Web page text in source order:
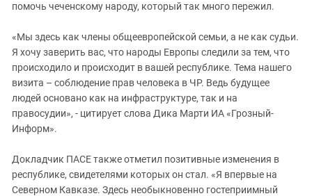
помочь чеченскому народу, который так много пережил.
«Мы здесь как члены общеевропейской семьи, а не как судьи.
Я хочу заверить вас, что народы Европы следили за тем, что
происходило и происходит в вашей республике. Тема нашего
визита – соблюдение прав человека в ЧР. Ведь будущее
людей основано как на инфраструктуре, так и на
правосудии», - цитирует слова Дика Марти ИА «Грозный-
Информ».
Докладчик ПАСЕ также отметил позитивные изменения в
республике, свидетелями которых он стал. «Я впервые на
Северном Кавказе. Здесь необыкновенно гостеприимный